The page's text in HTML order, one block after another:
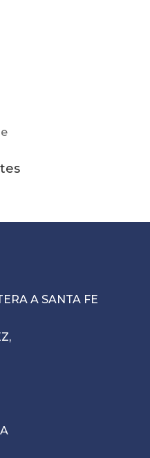
A SANTA FE